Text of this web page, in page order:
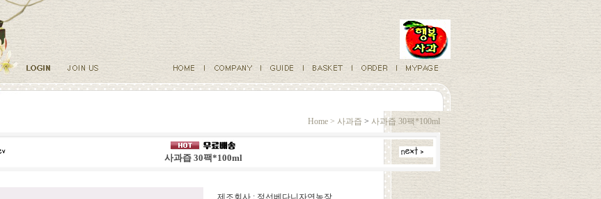
Home > 사과즙 > 사과즙 30팩*100ml
사과즙 30팩*100ml
제조회사 : 정선베다니자연농장